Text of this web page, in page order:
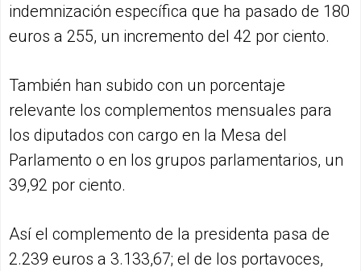
indemnización específica que ha pasado de 180
euros a 255, un incremento del 42 por ciento.
También han subido con un porcentaje
relevante los complementos mensuales para
los diputados con cargo en la Mesa del
Parlamento o en los grupos parlamentarios, un
39,92 por ciento.
Así el complemento de la presidenta pasa de
2.239 euros a 3.133,67; el de los portavoces,